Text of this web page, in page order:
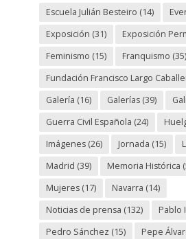
Escuela Julián Besteiro (14)
Exposición (31) Exposición
Feminismo (15) Franquismo (35)
Fundación Francisco Largo
Galería (16) Galerías(39)
Guerra Civil Española (24)
Imágenes(26) Jornada (15)
Madrid (39) Memoria Histórica
Mujeres(17) Navarra (14)
Noticias de prensa (132) Pablo
Pedro Sánchez (15) Pepe